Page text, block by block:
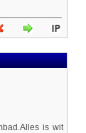
is wit